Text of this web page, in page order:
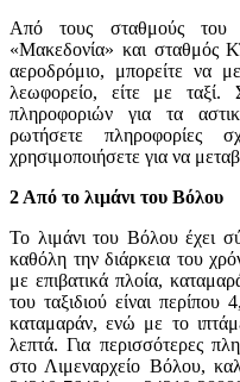
Από τους σταθμούς
«Μακεδονία» και σταθμός
αεροδρόμιο, μπορείτε να
λεωφορείο, είτε με ταξί.
πληροφοριών για τα
ρωτήσετε πληροφορίες
χρησιμοποιήσετε για να
2 Από το λιμάνι του Βόλου
Το λιμάνι του Βόλου έχει
καθόλη την διάρκεια του
με επιβατικά πλοία,
του ταξιδιού είναι
καταμαράν, ενώ με το
λεπτά. Για περισσότερες
στο Λιμεναρχείο Βόλου,